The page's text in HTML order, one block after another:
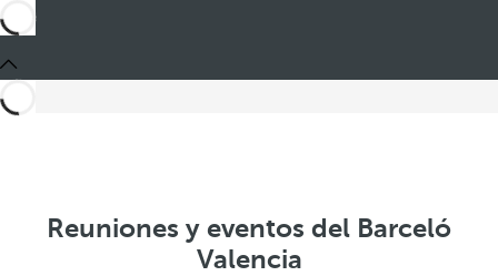
Reuniones y eventos del Barceló
Valencia